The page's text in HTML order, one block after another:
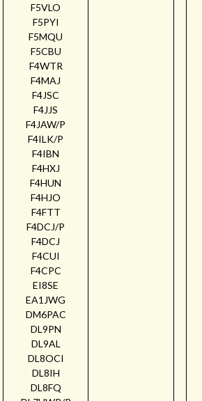
F5VLO
F5PYI
F5MQU
F5CBU
F4WTR
F4MAJ
F4JSC
F4JJS
F4JAW/P
F4ILK/P
F4IBN
F4HXJ
F4HUN
F4HJO
F4FTT
F4DCJ/P
F4DCJ
F4CUI
F4CPC
EI8SE
EA1JWG
DM6PAC
DL9PN
DL9AL
DL8OCI
DL8IH
DL8FQ